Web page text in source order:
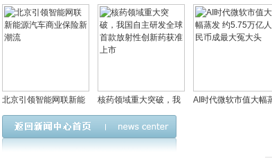
北京引领智能网联新能
源汽车商业保险新潮流
核药领域重大突破，我
国自主研发全球首款放
AI时代微软市值大幅